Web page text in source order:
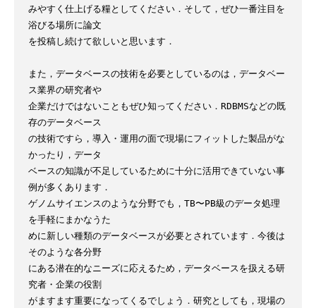
みやすく仕上げる糧としてください．そして，ぜひ一番注目を
浴びる場所に論文
を投稿し続けて欲しいと思います．
また，データベースの技術を必要としているのは，データベー
ス業界の研究者や
企業だけではないこともぜひ知ってください．RDBMSなどの既
存のデータベース
の技術ですら，導入・運用の面で現場にフィットした製品がな
かったり，データ
ベースの知識が不足しているために十分に活用できていない事
例が多くあります．
ゲノムサイエンスのような分野でも，TB〜PB級のデータ処理
を手軽にまかなうた
めに新しい種類のデータベースが必要とされています．今後は
そのような各分野
にある潜在的なニーズに応えるため，データベースを扱える研
究者・企業の役割
がますます重要になってくるでしょう．研究としても，現場の